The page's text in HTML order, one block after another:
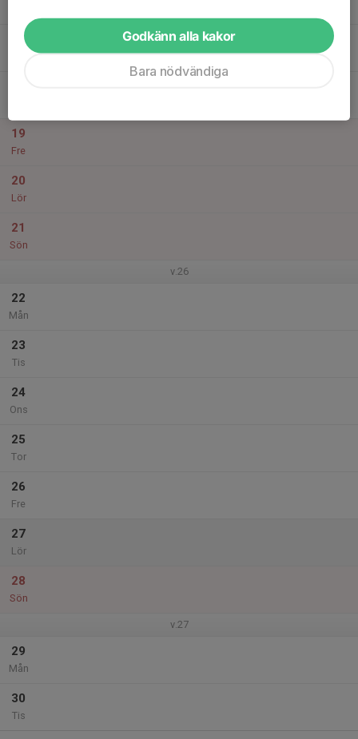
17
19
Fre
20
Lör
21
Sön
v.26
22
Mån
23
Tis
24
Ons
25
Tor
26
Fre
27
Lör
28
Sön
v.27
29
Mån
30
Tis
Godkänn alla kakor
Bara nödvändiga